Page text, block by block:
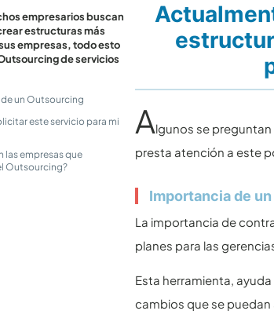
empresarios buscan
estructuras más
empresas, todo esto
de servicios
un Outsourcing
este servicio para mi
las empresas que
Outsourcing?
Algunos se
presta atención a este
Importancia de
La importancia de
planes para las
Esta herramienta,
cambios que se puedan